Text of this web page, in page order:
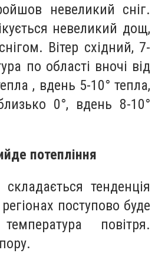
невеликий сніг.
невеликий дощ,
Вітер східний, 7-
по області вночі від
, вдень 5-10° тепла,
0°, вдень 8-10°
потепління
складається тенденція
поступово буде
повітря.